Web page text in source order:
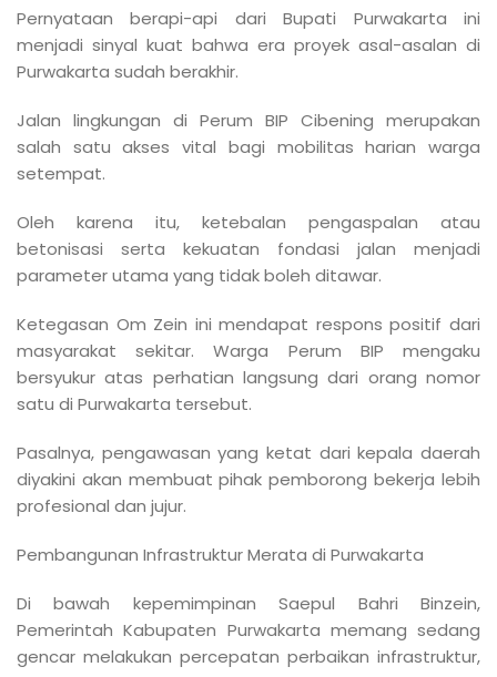
Pernyataan berapi-api dari Bupati Purwakarta ini
menjadi sinyal kuat bahwa era proyek asal-asalan di
Purwakarta sudah berakhir.
Jalan lingkungan di Perum BIP Cibening merupakan
salah satu akses vital bagi mobilitas harian warga
setempat.
Oleh karena itu, ketebalan pengaspalan atau
betonisasi serta kekuatan fondasi jalan menjadi
parameter utama yang tidak boleh ditawar.
Ketegasan Om Zein ini mendapat respons positif dari
masyarakat sekitar. Warga Perum BIP mengaku
bersyukur atas perhatian langsung dari orang nomor
satu di Purwakarta tersebut.
Pasalnya, pengawasan yang ketat dari kepala daerah
diyakini akan membuat pihak pemborong bekerja lebih
profesional dan jujur.
Pembangunan Infrastruktur Merata di Purwakarta
Di bawah kepemimpinan Saepul Bahri Binzein,
Pemerintah Kabupaten Purwakarta memang sedang
gencar melakukan percepatan perbaikan infrastruktur,